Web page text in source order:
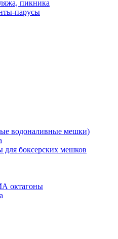
пикника
парусы
водоналивные мешки)
боксерских мешков
октагоны